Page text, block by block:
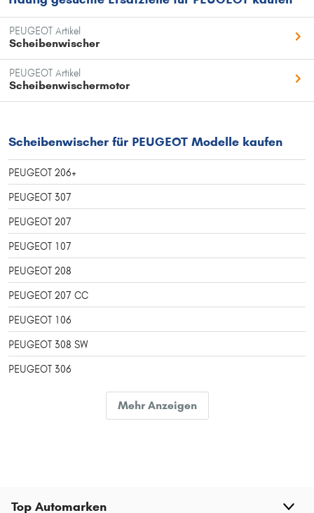
PEUGEOT Artikel
Scheibenwischer
PEUGEOT Artikel
Scheibenwischermotor
Scheibenwischer für PEUGEOT Modelle kaufen
PEUGEOT 206+
PEUGEOT 307
PEUGEOT 207
PEUGEOT 107
PEUGEOT 208
PEUGEOT 207 CC
PEUGEOT 106
PEUGEOT 308 SW
PEUGEOT 306
Mehr Anzeigen
Top Automarken